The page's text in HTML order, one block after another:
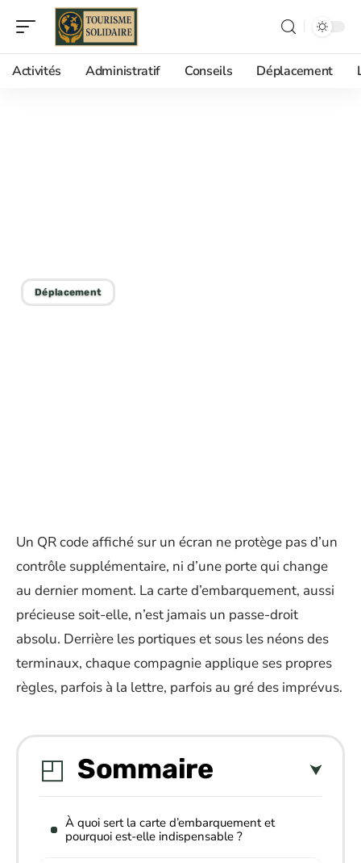
Activités Administratif Conseils Déplacement
Déplacement
Un QR code affiché sur un écran ne protège pas d’un
contrôle supplémentaire, ni d’une porte qui change
au dernier moment. La carte d’embarquement, aussi
précieuse soit-elle, n’est jamais un passe-droit
absolu. Derrière les portiques et sous les néons des
terminaux, chaque compagnie applique ses propres
règles, parfois à la lettre, parfois au gré des imprévus.
Sommaire
À quoi sert la carte d’embarquement et
pourquoi est-elle indispensable ?